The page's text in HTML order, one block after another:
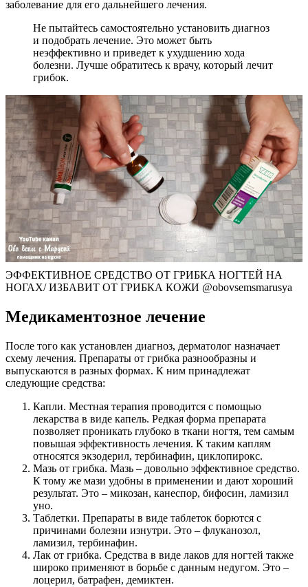
заболевание для его дальнейшего лечения.
Не пытайтесь самостоятельно установить диагноз
и подобрать лечение. Это может быть
неэффективно и приведет к ухудшению хода
болезни. Лучше обратитесь к врачу, который лечит
грибок.
ЭФФЕКТИВНОЕ СРЕДСТВО ОТ ГРИБКА НОГТЕЙ НА
НОГАХ/ ИЗБАВИТ ОТ ГРИБКА КОЖИ @obovsemsmarusya
Медикаментозное лечение
После того как установлен диагноз, дерматолог назначает
схему лечения. Препараты от грибка разнообразны и
выпускаются в разных формах. К ним принадлежат
следующие средства:
Капли. Местная терапия проводится с помощью
лекарства в виде капель. Редкая форма препарата
позволяет проникать глубоко в ткани ногтя, тем самым
повышая эффективность лечения. К таким каплям
относятся экзодерил, тербинафин, циклопирокс.
Мазь от грибка. Мазь – довольно эффективное средство.
К тому же мази удобны в применении и дают хороший
результат. Это – микозан, канеспор, бифосин, ламизил
уно.
Таблетки. Препараты в виде таблеток борются с
причинами болезни изнутри. Это – флуканозол,
ламизил, тербинафин.
Лак от грибка. Средства в виде лаков для ногтей также
широко применяют в борьбе с данным недугом. Это –
лоцерил, батрафен, демиктен.